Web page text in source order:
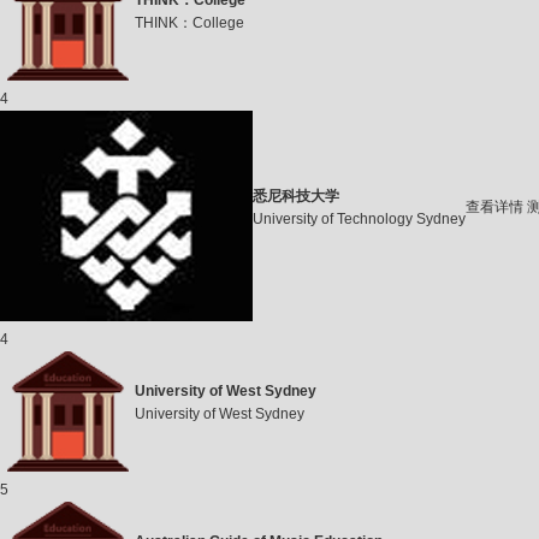
THINK：College
4
悉尼科技大学
University of Technology Sydney
查看详情
4
University of West Sydney
University of West Sydney
5